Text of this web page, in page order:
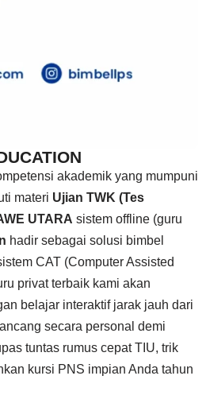
akademik yang mumpuni
materi Ujian TWK (Tes
UTARA sistem offline (guru
hadir sebagai solusi bimbel
CAT (Computer Assisted
privat terbaik kami akan
belajar interaktif jarak jauh dari
secara personal demi
tuntas rumus cepat TIU, trik
kursi PNS impian Anda tahun